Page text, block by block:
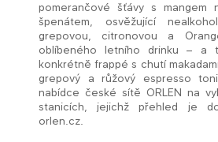
pomerančové šťávy s mangem
špenátem, osvěžující
grepovou, citronovou a
oblíbeného letního drinku – a
konkrétně frappé s chutí
grepový a růžový espresso
nabídce české sítě ORLEN na
stanicích, jejichž přehled je
orlen.cz.